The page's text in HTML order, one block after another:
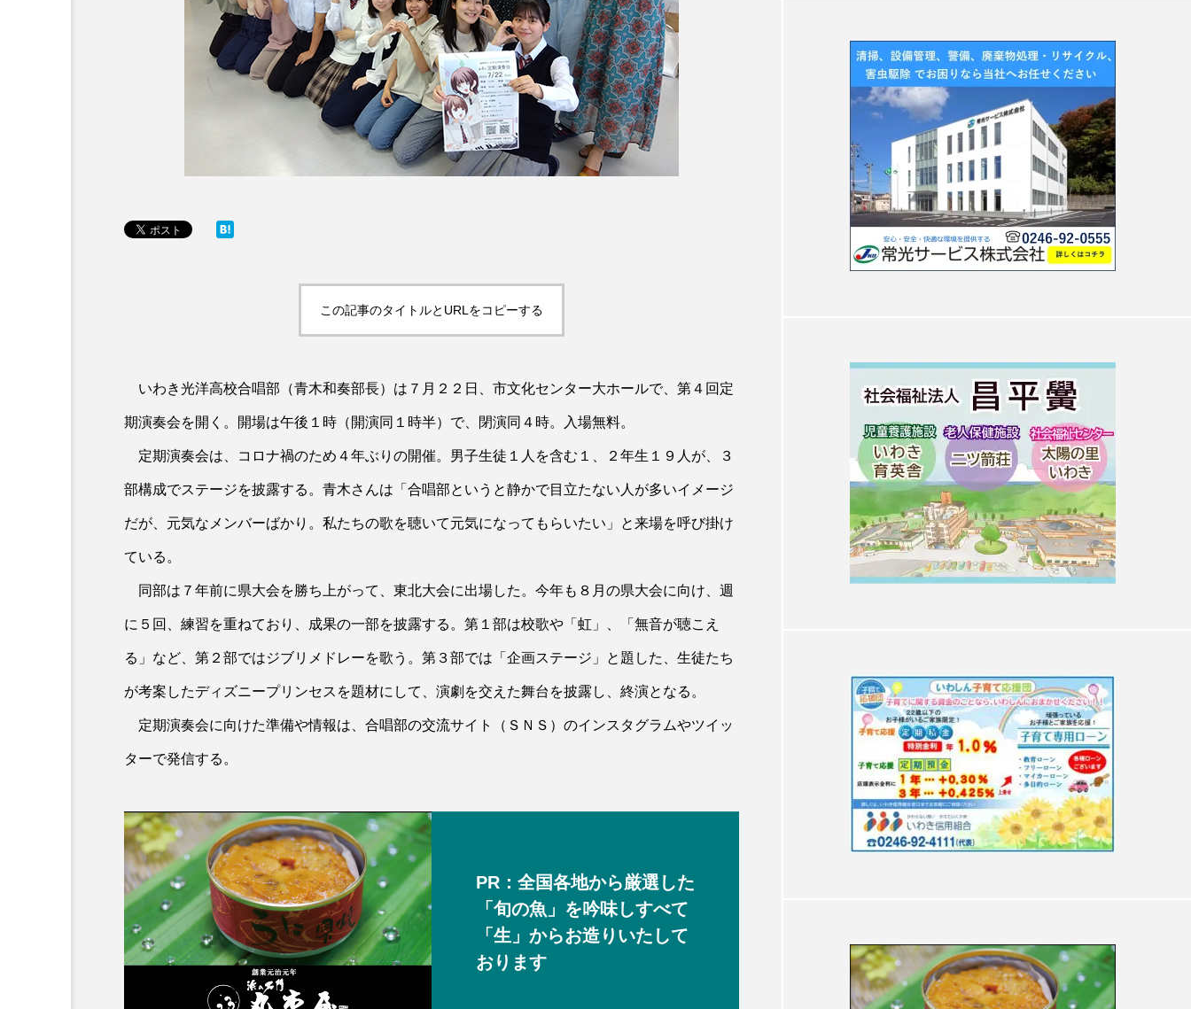
この記事のタイトルとURLをコピーする
いわき光洋高校合唱部（青木和奏部長）は７月２２日、市文化センター大ホールで、第４回定
期演奏会を開く。開場は午後１時（開演同１時半）で、閉演同４時。入場無料。
定期演奏会は、コロナ禍のため４年ぶりの開催。男子生徒１人を含む１、２年生１９人が、３
部構成でステージを披露する。青木さんは「合唱部というと静かで目立たない人が多いイメージ
だが、元気なメンバーばかり。私たちの歌を聴いて元気になってもらいたい」と来場を呼び掛け
ている。
同部は７年前に県大会を勝ち上がって、東北大会に出場した。今年も８月の県大会に向け、週
に５回、練習を重ねており、成果の一部を披露する。第１部は校歌や「虹」、「無音が聴こえ
る」など、第２部ではジブリメドレーを歌う。第３部では「企画ステージ」と題した、生徒たち
が考案したディズニープリンセスを題材にして、演劇を交えた舞台を披露し、終演となる。
定期演奏会に向けた準備や情報は、合唱部の交流サイト（ＳＮＳ）のインスタグラムやツイッ
ターで発信する。
PR：全国各地から厳選した
「旬の魚」を吟味しすべて
「生」からお造りいたして
おります